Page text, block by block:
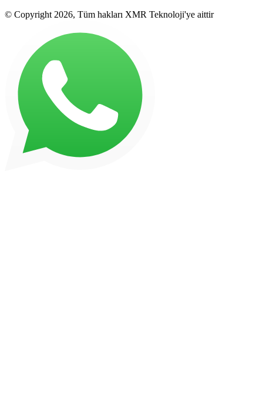
© Copyright 2026, Tüm hakları XMR Teknoloji'ye aittir